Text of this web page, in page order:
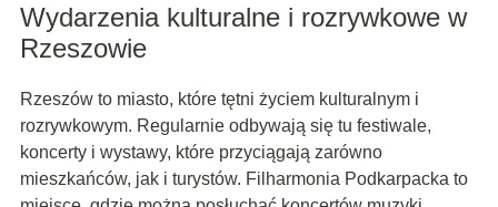
Wydarzenia kulturalne i rozrywkowe w
Rzeszowie
Rzeszów to miasto, które tętni życiem kulturalnym i
rozrywkowym. Regularnie odbywają się tu festiwale,
koncerty i wystawy, które przyciągają zarówno
mieszkańców, jak i turystów. Filharmonia Podkarpacka to